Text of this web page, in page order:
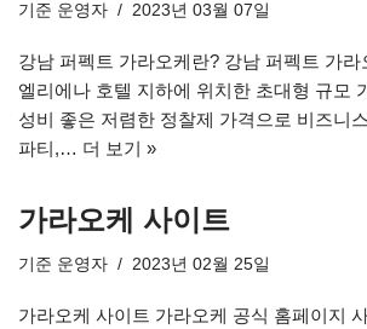
기준 운영자 2023년 03월 07일
강남 퍼펙트 가라오케란? 강남 퍼펙트 가
엘리에나 호텔 지하에 위치한 초대형 규모
성비 좋은 저렴한 정찰제 가격으로 비즈니
파티,… 더 보기 »
가라오케 사이트
기준 운영자 2023년 02월 25일
가라오케 사이트 가라오케 공식 홈페이지